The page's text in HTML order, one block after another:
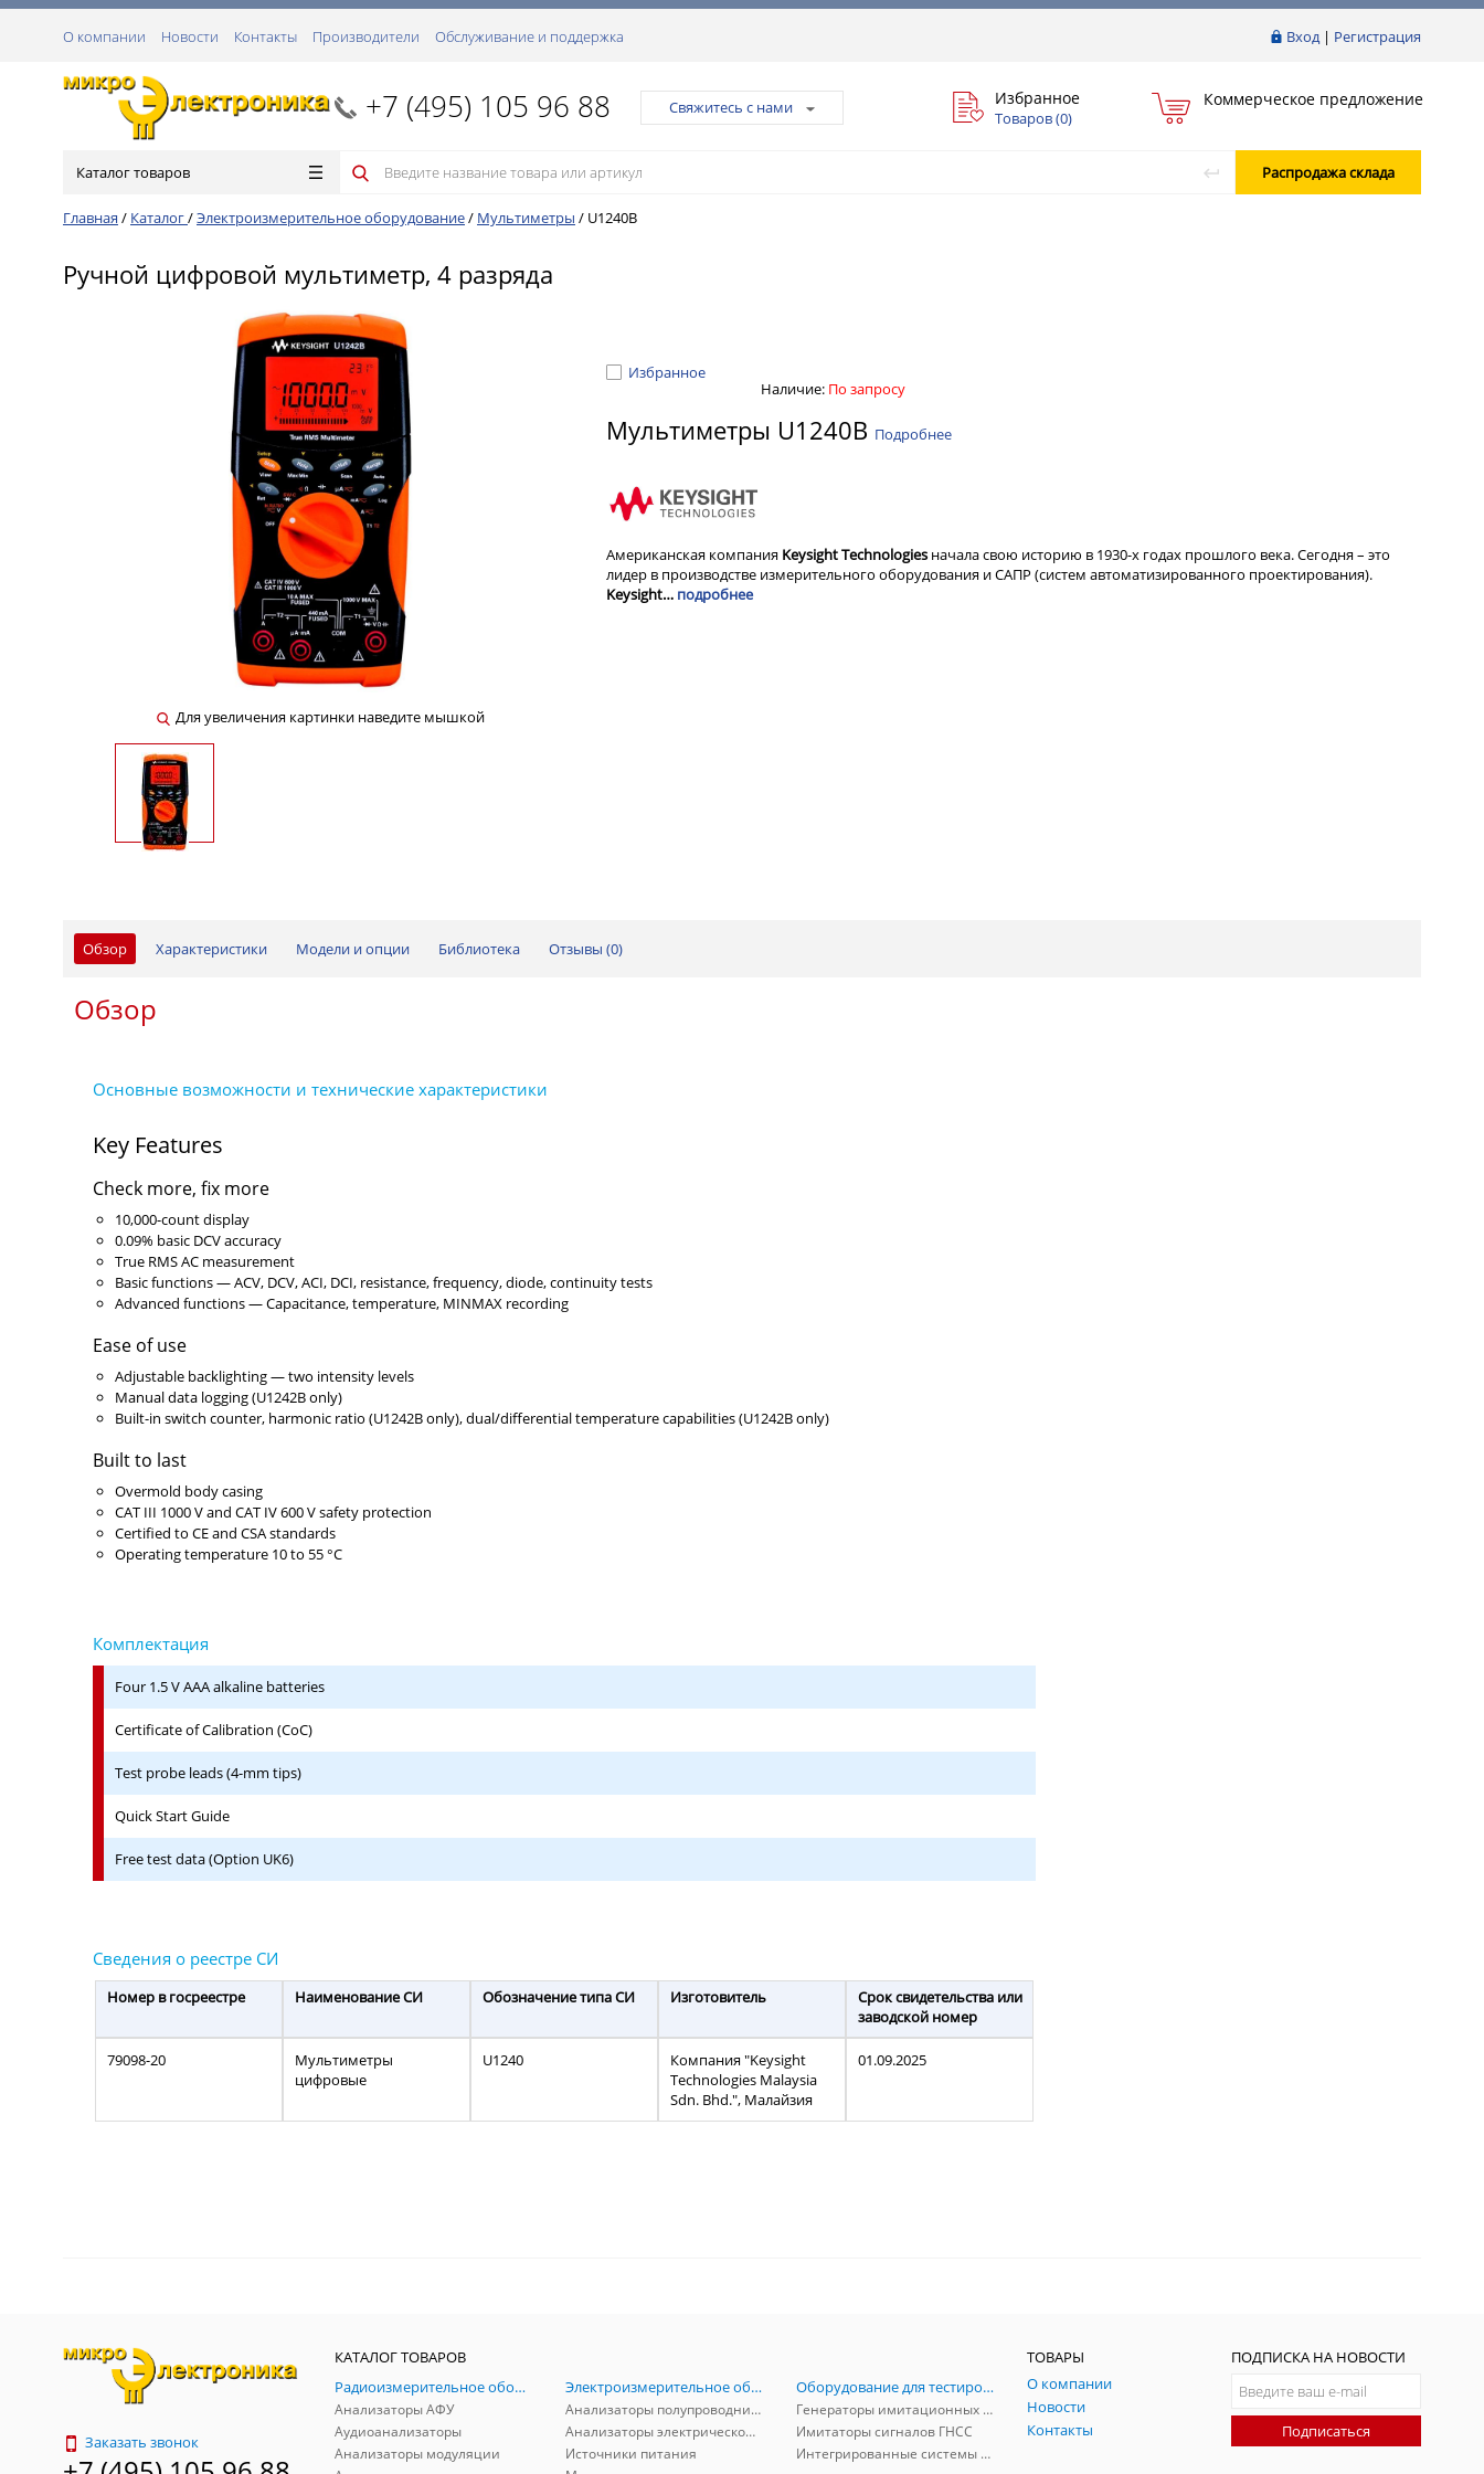
Вход| Регистрация
О компании Новости Контакты Производители Обслуживание и поддержка
+7 (495) 105 96 88 Свяжитесь с нами Избранное
Товаров (0)
Коммерческое предложение
Каталог товаров Распродажа склада
Главная / Каталог/Электроизмерительное оборудование/ Мультиметры / U1240B
Ручной цифровой мультиметр, 4 разряда
Для увеличения картинки наведите мышкой
Избранное
Наличие: По запросу
Мультиметры U1240B Подробнее
Американская компания Keysight Technologies начала свою историю в 1930-х годах прошлого века. Сегодня – это
лидер в производстве измерительного оборудования и САПР (систем автоматизированного проектирования).
Keysight… подробнее
Обзор Характеристики Модели и опции Библиотека Отзывы (0)
Обзор
Key Features
Check more, fix more
10,000-count display
0.09% basic DCV accuracy
True RMS AC measurement
Basic functions — ACV, DCV, ACI, DCI, resistance, frequency, diode, continuity tests
Advanced functions — Capacitance, temperature, MINMAX recording
Ease of use
Adjustable backlighting — two intensity levels
Manual data logging (U1242B only)
Built-in switch counter, harmonic ratio (U1242B only), dual/differential temperature capabilities (U1242B only)
Built to last
Overmold body casing
CAT III 1000 V and CAT IV 600 V safety protection
Certified to CE and CSA standards
Operating temperature 10 to 55 °C
Four 1.5 V AAA alkaline batteries
Certificate of Calibration (CoC)
Test probe leads (4-mm tips)
Quick Start Guide
Free test data (Option UK6)
Номер в госреестре
79098-20
Наименование СИ
Мультиметры
цифровые
Обозначение типа СИ
U1240
Изготовитель
Компания "Keysight
Technologies Malaysia
Sdn. Bhd.", Малайзия
Срок свидетельства или
заводской номер
01.09.2025
Заказать звонок
КАТАЛОГ ТОВАРОВ
Радиоизмерительное оборудование
Анализаторы АФУ
Аудиоанализаторы
Анализаторы модуляции
Электроизмерительное оборудование
Анализаторы полупроводников
Анализаторы электрической мощности
Источники питания
Оборудование для тестирования и симуляции ГНСС
Генераторы имитационных и заградительных помех
Имитаторы сигналов ГНСС
Интегрированные системы защиты от ГНСС-помех
ТОВАРЫ
О компании
Новости
Контакты
ПОДПИСКА НА НОВОСТИ
Подписаться